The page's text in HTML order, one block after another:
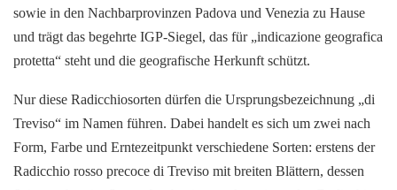
sowie in den Nachbarprovinzen Padova und Venezia zu Hause
und trägt das begehrte IGP-Siegel, das für „indicazione geografica
protetta“ steht und die geografische Herkunft schützt.
Nur diese Radicchiosorten dürfen die Ursprungsbezeichnung „di
Treviso“ im Namen führen. Dabei handelt es sich um zwei nach
Form, Farbe und Erntezeitpunkt verschiedene Sorten: erstens der
Radicchio rosso precoce di Treviso mit breiten Blättern, dessen